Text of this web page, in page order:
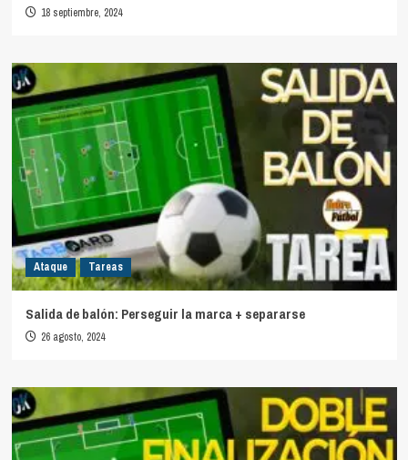
18 septiembre, 2024
Ataque Tareas
Salida de balón: Perseguir la marca + separarse
26 agosto, 2024